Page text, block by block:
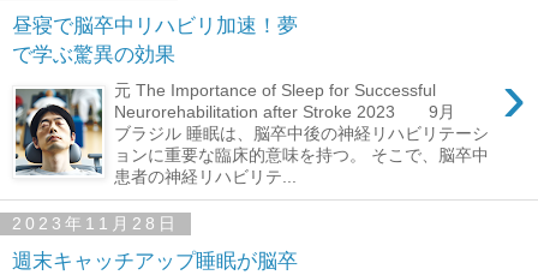
昼寝で脳卒中リハビリ加速！夢
で学ぶ驚異の効果
›
元 The Importance of Sleep for Successful
Neurorehabilitation after Stroke 2023 9月
ブラジル 睡眠は、脳卒中後の神経リハビリテーシ
ョンに重要な臨床的意味を持つ。 そこで、脳卒中
患者の神経リハビリテ...
2023年11月28日
週末キャッチアップ睡眠が脳卒